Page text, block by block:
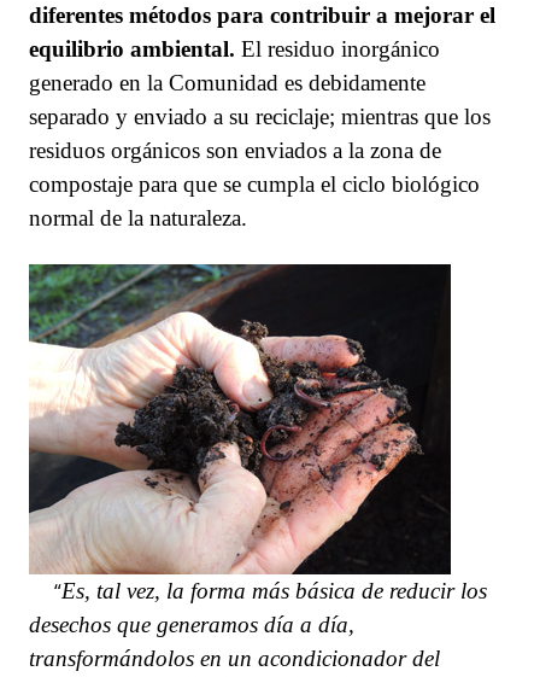
diferentes métodos para contribuir a mejorar el
equilibrio ambiental. El residuo inorgánico
generado en la Comunidad es debidamente
separado y enviado a su reciclaje; mientras que los
residuos orgánicos son enviados a la zona de
compostaje para que se cumpla el ciclo biológico
normal de la naturaleza.
“Es, tal vez, la forma más básica de reducir los
desechos que generamos día a día,
transformándolos en un acondicionador del